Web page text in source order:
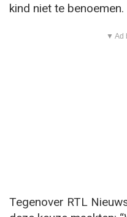
kind niet te benoemen.
▼ Ad
Tegenover RTL